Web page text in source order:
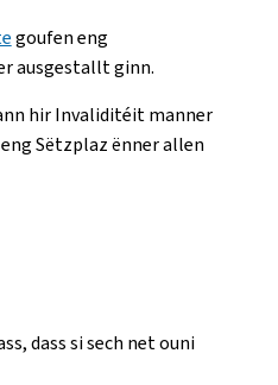
goufen eng
ausgestallt ginn.
hir Invaliditéit manner
Sëtzplaz ënner allen
dass si sech net ouni